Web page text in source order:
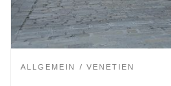
ALLGEMEIN VENETIEN